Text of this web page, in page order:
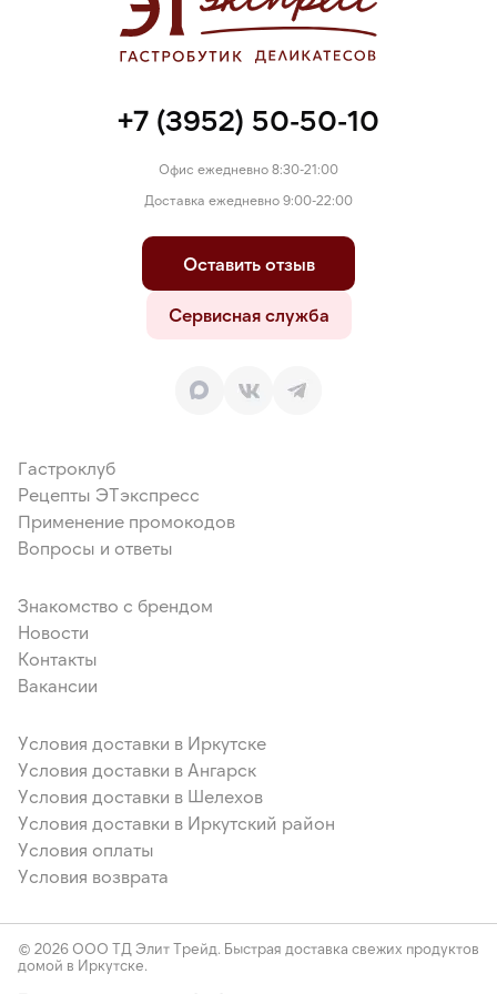
+7 (3952) 50-50-10
Офис ежедневно 8:30-21:00
Доставка ежедневно 9:00-22:00
Оставить отзыв
Сервисная служба
Гастроклуб
Рецепты ЭТэкспресс
Применение промокодов
Вопросы и ответы
Знакомство с брендом
Новости
Контакты
Вакансии
Условия доставки в Иркутске
Условия доставки в Ангарск
Условия доставки в Шелехов
Условия доставки в Иркутский район
Условия оплаты
Условия возврата
© 2026 ООО ТД Элит Трейд. Быстрая доставка свежих продуктов
домой в Иркутске.